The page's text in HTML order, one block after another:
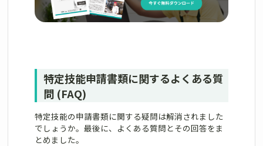
特定技能申請書類に関するよくある質
問 (FAQ)
特定技能の申請書類に関する疑問は解消されました
でしょうか。最後に、よくある質問とその回答をま
とめました。